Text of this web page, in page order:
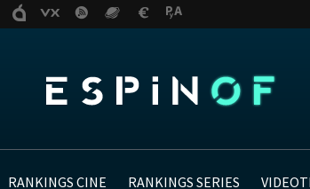
RANKINGS CINE RANKINGS SERIES